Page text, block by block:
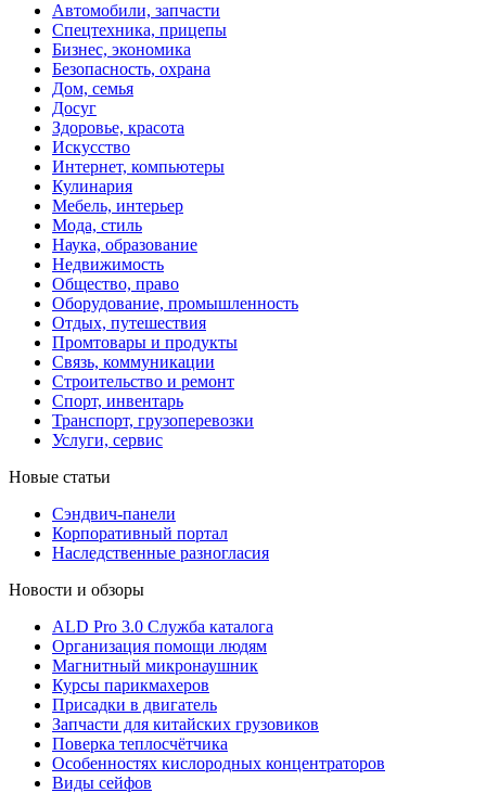
Автомобили, запчасти
Спецтехника, прицепы
Бизнес, экономика
Безопасность, охрана
Дом, семья
Досуг
Здоровье, красота
Искусство
Интернет, компьютеры
Кулинария
Мебель, интерьер
Мода, стиль
Наука, образование
Недвижимость
Общество, право
Оборудование, промышленность
Отдых, путешествия
Промтовары и продукты
Связь, коммуникации
Строительство и ремонт
Cпорт, инвентарь
Транспорт, грузоперевозки
Услуги, сервис
Новые статьи
Сэндвич-панели
Корпоративный портал
Наследственные разногласия
Новости и обзоры
ALD Pro 3.0 Служба каталога
Организация помощи людям
Магнитный микронаушник
Курсы парикмахеров
Присадки в двигатель
Запчасти для китайских грузовиков
Поверка теплосчётчика
Особенностях кислородных концентраторов
Виды сейфов